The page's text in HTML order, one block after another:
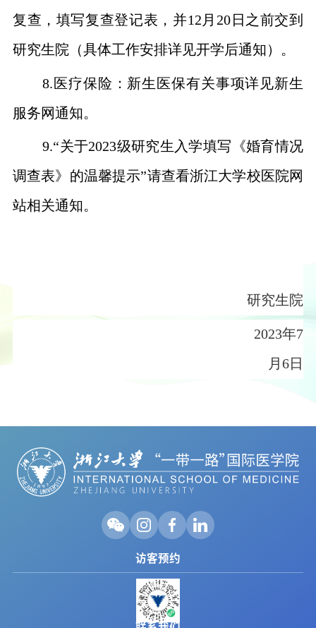
复查，填写复查登记表，并12 月 20日之前交到
研究生院（具体工作安排详见开学后通知）。
8.医疗保险：新生医保有关事项详见新生
服务网通知。
9.“关于2023级研究生入学填写《婚育情况
调查表》的温馨提示”请查看浙江大学校医院网
站相关通知。
研究生院
2023年7
月6日
访客预约